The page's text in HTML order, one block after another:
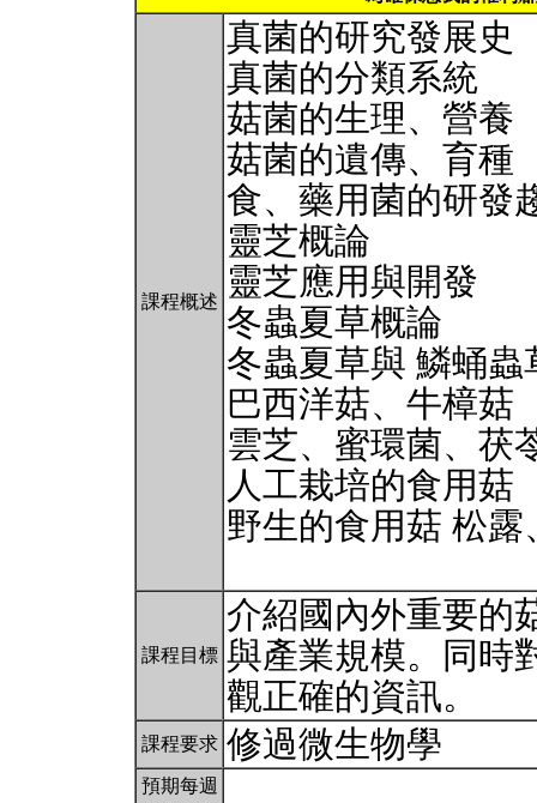
課程概述
真菌的研究發展史
真菌的分類系統
菇菌的生理、營養
菇菌的遺傳、育種
食、藥用菌的研發
靈芝概論
靈芝應用與開發
冬蟲夏草概論
冬蟲夏草與 鱗蛹
巴西洋菇、牛樟菇
雲芝、蜜環菌、茯
人工栽培的食用菇
野生的食用菇 松
課程目標
介紹國內外重要的
與產業規模。同時
觀正確的資訊。
課程要求 修過微生物學
預期每週